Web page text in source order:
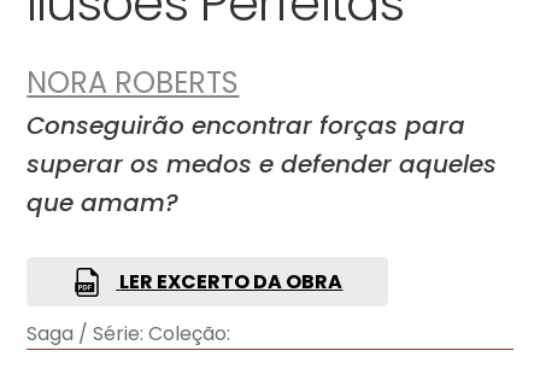
NORA ROBERTS
Conseguirão encontrar forças para
superar os medos e defender aqueles
que amam?
LER EXCERTO DA OBRA
Saga / Série: Coleção: